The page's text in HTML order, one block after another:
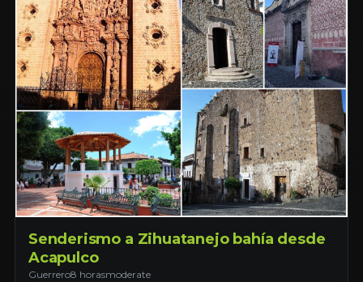
Senderismo a Zihuatanejo bahía desde
Acapulco
Guerrero8 horasmoderate